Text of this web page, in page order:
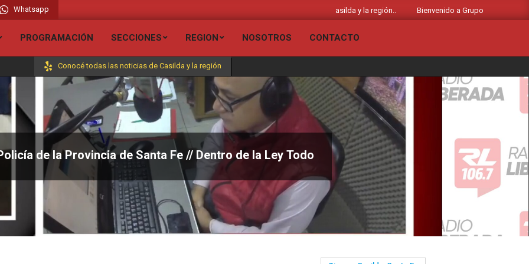
Whatsapp
Liberada FM 106.7 // Visita todas nuestras secciones y entérate de todas las noticias de Casilda y la región.. Bienvenido a Grupo Liberado -
Navigation
PROGRAMACIÓN SECCIONES REGION NOSOTROS CONTACTO
Conocé todas las noticias de Casilda y la región
de la Provincia de Santa Fe // Dentro de la Ley Todo